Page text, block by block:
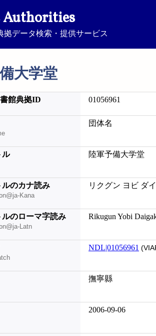
Authorities
拠データ検索・提供サービス
大学堂
館典拠ID 01056961
団体名
ル 陸軍予備大学堂
のカナ読み
Kana
リクグン ヨビ ダ
のローマ字読み
Latn
Rikugun Yobi
NDL|01056961
撫寧縣
2006-09-06